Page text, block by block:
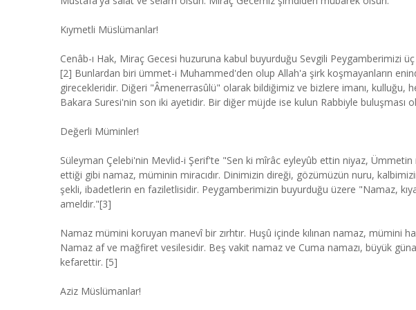
Kıymetli Müslümanlar!
Cenâb-ı Hak, Miraç Gecesi huzuruna kabul buyurduğu Sevgili Peygamberimizi
[2] Bunlardan biri ümmet-i Muhammed'den olup Allah'a şirk koşmayanların
girecekleridir. Diğeri "Âmenerrasûlü" olarak bildiğimiz ve bizlere imanı, kulluğu,
Bakara Suresi'nin son iki ayetidir. Bir diğer müjde ise kulun Rabbiyle buluşması
Değerli Müminler!
Süleyman Çelebi'nin Mevlid-i Şerif'te "Sen ki mîrâc eyleyûb ettin niyaz, Ümmetin
ettiği gibi namaz, müminin miracıdır. Dinimizin direği, gözümüzün nuru,
şekli, ibadetlerin en faziletlisidir. Peygamberimizin buyurduğu üzere "Namaz,
ameldir."[3]
Namaz mümini koruyan manevî bir zırhtır. Huşû içinde kılınan namaz, mümini
Namaz af ve mağfiret vesilesidir. Beş vakit namaz ve Cuma namazı, büyük
kefarettir. [5]
Aziz Müslümanlar!